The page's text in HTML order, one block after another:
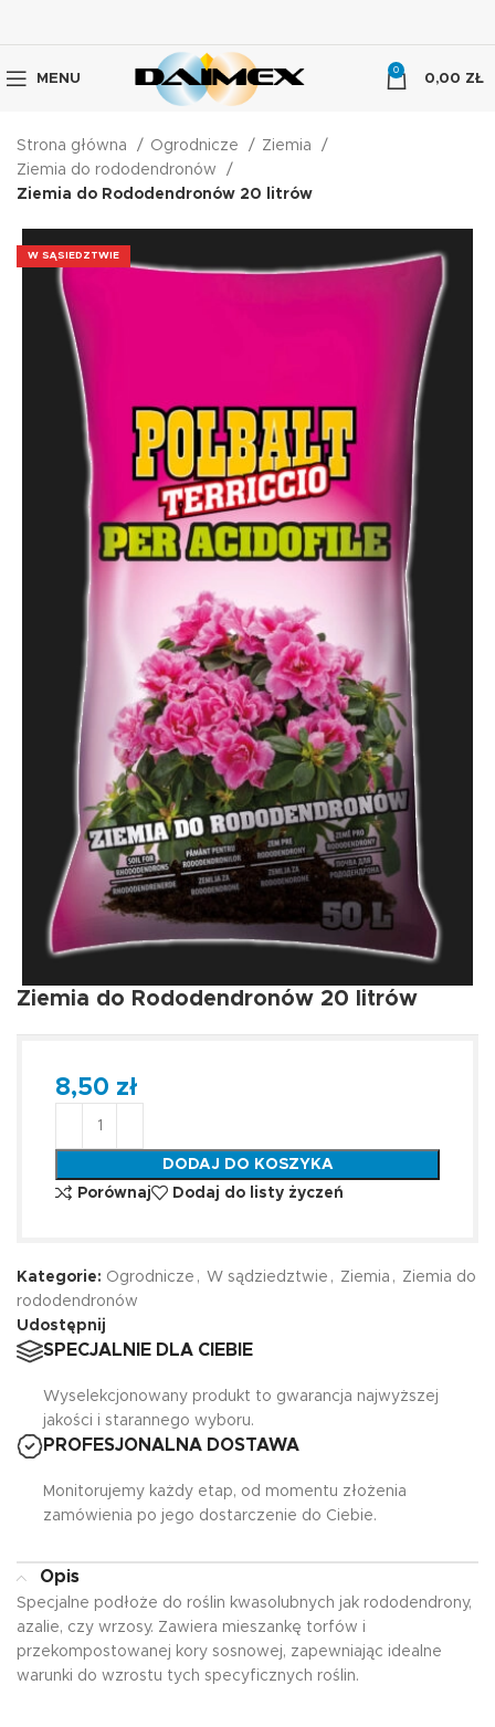
MENU
0
0,00 ZŁ
Strona główna Ogrodnicze
Ziemia
Ziemia do rododendronów
Ziemia do Rododendronów 20 litrów
W SĄSIEDZTWIE
Ziemia do Rododendronów 20 litrów
8,50 zł
DODAJ DO KOSZYKA
Porównaj
Dodaj do listy życzeń
Kategorie: Ogrodnicze , W sądziedztwie , Ziemia , Ziemia do
rododendronów
Udostępnij
SPECJALNIE DLA CIEBIE
Wyselekcjonowany produkt to gwarancja najwyższej
jakości i starannego wyboru.
PROFESJONALNA DOSTAWA
Monitorujemy każdy etap, od momentu złożenia
zamówienia po jego dostarczenie do Ciebie.
Opis
Specjalne podłoże do roślin kwasolubnych jak rododendrony,
azalie, czy wrzosy. Zawiera mieszankę torfów i
przekompostowanej kory sosnowej, zapewniając idealne
warunki do wzrostu tych specyficznych roślin.